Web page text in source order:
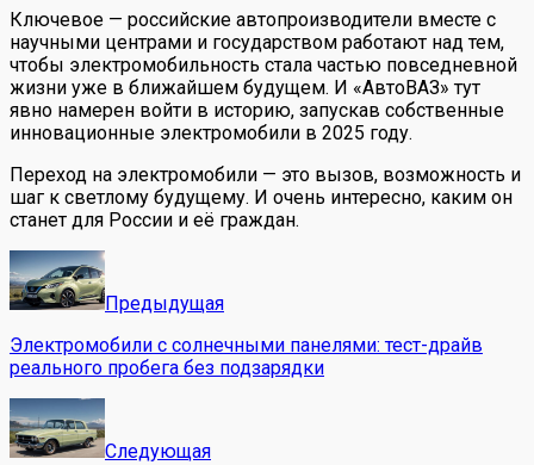
Ключевое — российские автопроизводители вместе с
научными центрами и государством работают над тем,
чтобы электромобильность стала частью повседневной
жизни уже в ближайшем будущем. И «АвтоВАЗ» тут
явно намерен войти в историю, запускав собственные
инновационные электромобили в 2025 году.
Переход на электромобили — это вызов, возможность и
шаг к светлому будущему. И очень интересно, каким он
станет для России и её граждан.
Предыдущая
Электромобили с солнечными панелями: тест-драйв
реального пробега без подзарядки
Следующая